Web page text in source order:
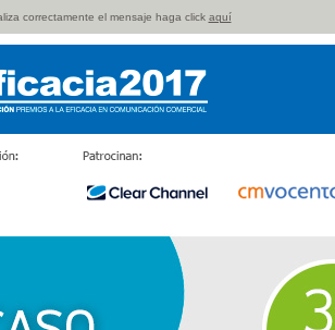
correctamente el mensaje haga click aquí